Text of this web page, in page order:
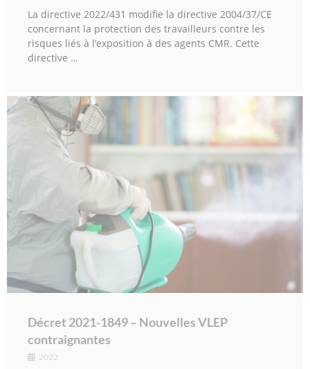
La directive 2022/431 modifie la directive 2004/37/CE
concernant la protection des travailleurs contre les
risques liés à l’exposition à des agents CMR. Cette
directive …
Décret 2021-1849 – Nouvelles VLEP
contraignantes
2022